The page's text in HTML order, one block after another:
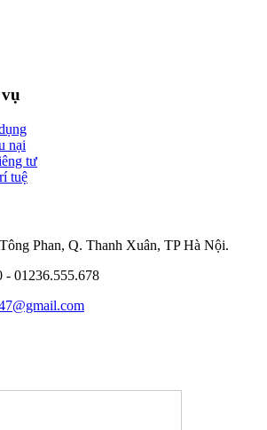
nại
tư
tuệ
Phan, Q. Thanh Xuân, TP Hà Nội.
- 01236.555.678